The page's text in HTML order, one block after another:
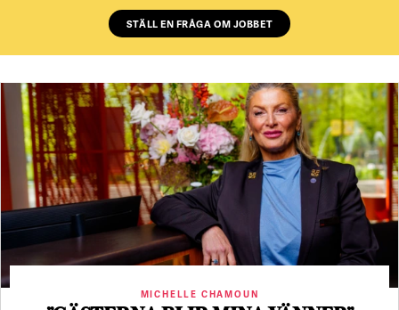
STÄLL EN FRÅGA OM JOBBET
MICHELLE CHAMOUN